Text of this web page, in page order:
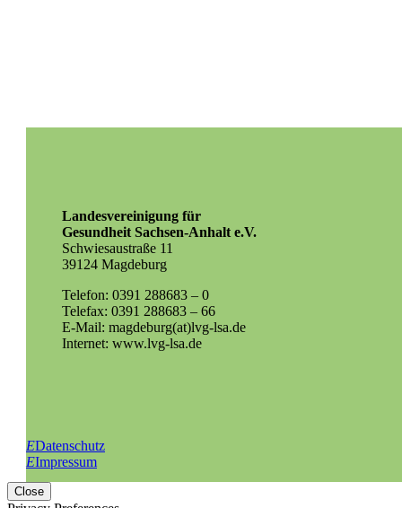
Landesvereinigung für
Gesundheit Sachsen-Anhalt e.V.
Schwiesaustraße 11
39124 Magdeburg
Telefon: 0391 288683 – 0
Telefax: 0391 288683 – 66
E-Mail: magdeburg(at)lvg-lsa.de
Internet: www.lvg-lsa.de
EDatenschutz
EImpressum
Close